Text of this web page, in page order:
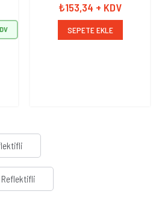
₺153,34 + KDV
SEPETE EKLE
Reflektifli